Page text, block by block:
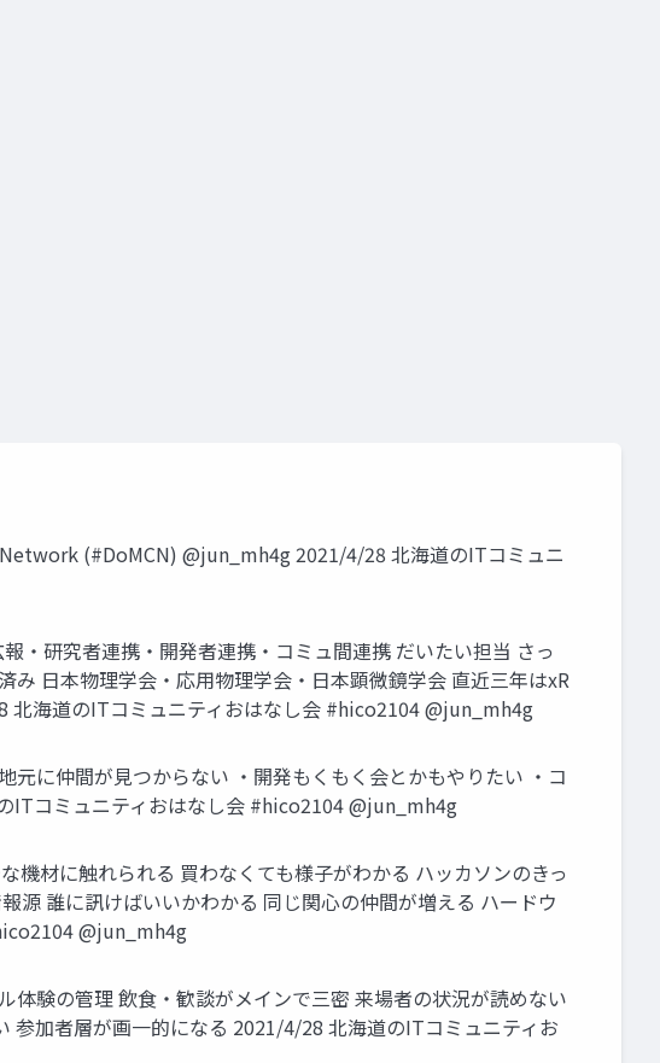
(#DoMCN) @jun_mh4g 2021/4/28 北海道のITコミュニ
研究者連携・開発者連携・コミュ間連携 だいたい担当 さっ
日本物理学会・応用物理学会・日本顕微鏡学会 直近三年はxR
海道のITコミュニティおはなし会 #hico2104 @jun_mh4g
に仲間が見つからない ・開発もくもく会とかもやりたい ・コ
ITコミュニティおはなし会 #hico2104 @jun_mh4g
材に触れられる 買わなくても様子がわかる ハッカソンのきっ
源 誰に訊けばいいかわかる 同じ関心の仲間が増える ハードウ
@jun_mh4g
験の管理 飲食・歓談がメインで三密 来場者の状況が読めない
加者層が画一的になる 2021/4/28 北海道のITコミュニティお